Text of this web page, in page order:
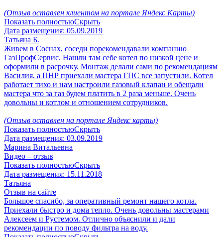
(Отзыв оставлен клиентом на портале Яндекс Карты)
Показать полностьюСкрыть
Дата размещения: 05.09.2019
Татьяна Б.
Живем в Соснах, соседи порекомендавали компанию
ГазПрофСервис. Нашли там себе котел по низкой цене и
оформили в расрочку. Монтаж делали сами по рекомендациям
Василия, а ПНР приехали мастера ГПС все запустили. Котел
работает тихо и нам настроили газовый клапан и обещали
мастера что за газ будем платить в 2 раза меньше. Очень
довольны и котлом и отношением сотрудников.
(Отзыв оставлен на портале Яндекс карты)
Показать полностьюСкрыть
Дата размещения: 03.09.2019
Марина Витальевна
Видео – отзыв
Показать полностьюСкрыть
Дата размещения: 15.11.2018
Татьяна
Отзыв на сайте
Большое спасибо, за оперативный ремонт нашего котла.
Приехали быстро и дома тепло. Очень довольны мастерами
Алексеем и Рустемом. Отлично объяснили и дали
рекомендации по поводу фильтра на воду.